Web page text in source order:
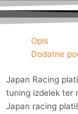
5H
Blank
količina
Opis
Dodatne
Japan Racing
tuning izdelek ter
Japan racing